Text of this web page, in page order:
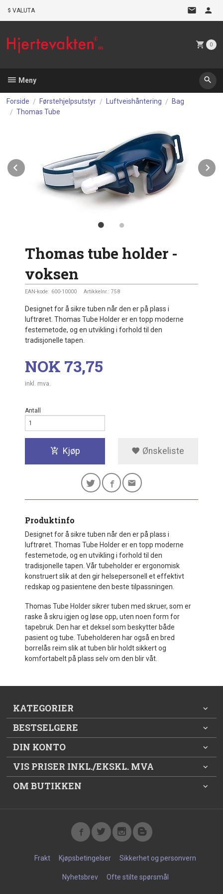
VALUTA
0
Meny
Forside Førstehjelpsutstyr Luftveishåntering
Bag
Thomas Tube
Prev
Thomas tube holder -
voksen
EAN-kode: 600-10000 Artikkelnr.: 758
Designet for å sikre tuben når den er på plass i
luftrøret. Thomas Tube Holder er en topp moderne
festemetode, og en utvikling i forhold til den
tradisjonelle tapen.
Pris
NOK 73,75
inkl. mva.
Antall
Kjøp Ønskeliste
Produktinfo
Designet for å sikre tuben når den er på plass i
luftrøret. Thomas Tube Holder er en topp moderne
festemetode, og en utvikling i forhold til den
tradisjonelle tapen. Vår tubeholder er ergonomisk
konstruert slik at den gir helsepersonell et effektivt
redskap og pasientene den beste tilpassningen.
Thomas Tube Holder sikrer tuben med skruer, som er
raske å skru igjen og løse opp, uten noen form for
tapebruk. Den har et deksel som beskytter både
pasient og tube. Tubeholderen har også en bred
borrelås reim slik at tuben blir holdt sikkert og
komfortabelt på plass selv om den blir våt.
KATEGORIER
BESTSELGERE
DIN KONTO
VIS PRISER INKL./EKSKL. MVA
OM BUTIKKEN
Frakt Kjøpsbetingelser Sikkerhet og personvern
Nyhetsbrev Ofte stilte spørsmål